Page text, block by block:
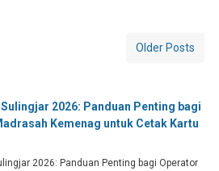
Older Posts
2026: Panduan Penting bagi
Kemenag untuk Cetak Kartu
2026: Panduan Penting bagi Operator